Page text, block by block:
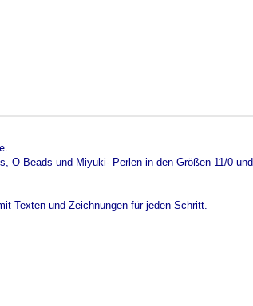
O-Beads und Miyuki- Perlen in den Größen 11/0 und
Texten und Zeichnungen für jeden Schritt.